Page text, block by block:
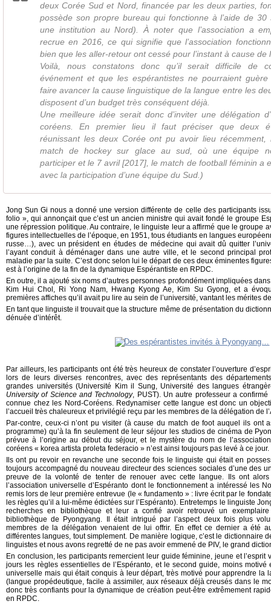
deux Corée Sud et Nord, financée par les deux parties,
possède son propre bureau qui fonctionne à l’aide de
une institution au Nord). À noter que l’association a
recrue en 2016, ce qui signifie que l’association
bien que les aller-retour ont cessé pour l’instant à cause de
Voilà, nous constatons donc qu’il serait difficile de
événement et que les espérantistes ne pourraient
faire avancer la cause linguistique de la langue entre les
disposent d’un budget très conséquent déjà.
Une meilleure idée serait donc d’inviter une délégation
coréens. En premier lieu il faut préciser que deux
réunissant les deux Corée ont pu avoir lieu
match de hockey sur glace au sud, où une équipe
participer et le 7 avril [2017], le match de football féminin a
avec la participation d’une équipe du Sud.)
Jong Sun Gi nous a donné une version différente de celle des participants
folio », qui annonçait que c’est un ancien ministre qui avait fondé le groupe
une répression politique. Au contraire, le linguiste leur a affirmé que le groupe
figures intellectuelles de l’époque, en 1951, tous étudiants en langues
russe…), avec un président en études de médecine qui avait dû quitter
l’ayant conduit à déménager dans une autre ville, et le second principal
maladie par la suite. C’est donc selon lui le départ de ces deux éminentes
est à l’origine de la fin de la dynamique Espérantiste en RPDC.
En outre, il a ajouté six noms d’autres personnes profondément impliquées
Kim Hui Chol, Ri Yong Nam, Hwang Kyong Ae, Kim Su Gyong, et a
premières affiches qu’il avait pu lire au sein de l’université, vantant les mérites
En tant que linguiste il trouvait que la structure même de présentation du
dénuée d’intérêt.
Par ailleurs, les participants ont été très heureux de constater l’ouverture
lors de leurs diverses rencontres, avec des représentants des
grandes universités (Université Kim il Sung, Université des langues
University of Science and Technology, PUST). Un autre professeur a
connue chez les Nord-Coréens. Redynamiser cette langue est donc un
l’accueil très chaleureux et privilégié reçu par les membres de la délégation de
Par-contre, ceux-ci n’ont pu visiter (à cause du match de foot auquel ils ont
programme) qu’à la fin seulement de leur séjour les studios de cinéma de
prévue à l’origine au début du séjour, et le mystère du nom de
coréens « korea artista proleta federacio » n’est ainsi toujours pas levé à ce jour.
Ils ont pu revoir en revanche une seconde fois le linguiste qui était en
toujours accompagné du nouveau directeur des sciences sociales d’une des
preuve de la volonté de tenter de renouer avec cette langue. Ils ont
l’association universelle d’Espéranto dont le fonctionnement a intéressé les
remis lors de leur première entrevue (le « fundamento » : livre écrit par le
les règles qu’il a lui-même édictées sur l’Espéranto). Entretemps le linguiste
recherches en bibliothèque et leur a confié avoir retrouvé un
bibliothèque de Pyongyang. Il était intrigué par l’aspect deux fois plus
membres de la délégation venaient de lui offrir. En effet ce dernier a été
différentes langues, tout simplement. De manière logique, c’est le dictionnaire
linguistes et nous avons regretté de ne pas avoir emmené de PIV, le grand
En conclusion, les participants remercient leur guide féminine, jeune et l’esprit
jours les règles essentielles de l’Espéranto, et le second guide, moins
universelle mais qui était conquis à leur départ, très motivé pour apprendre la
(langue propédeutique, facile à assimiler, aux réseaux déjà creusés dans le
donc très confiants pour la dynamique de création peut-être extrêmement
en RPDC.